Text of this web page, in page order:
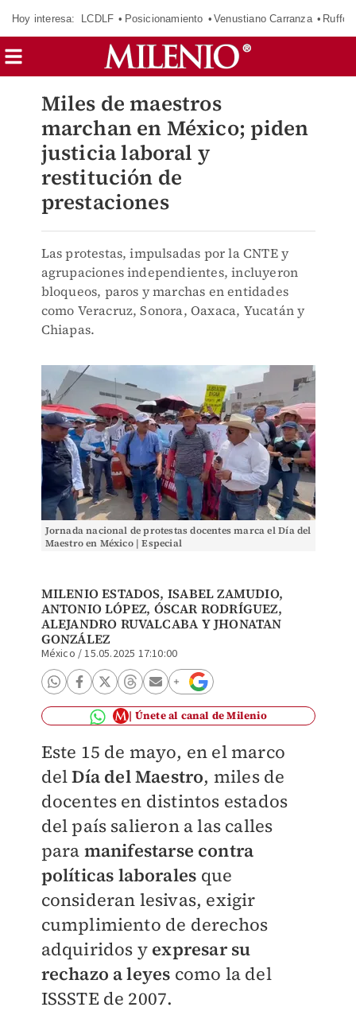
Hoy interesa: LCDLF Posicionamiento Venustiano Carranza Ruffo
Miles de maestros
marchan en México; piden
justicia laboral y
restitución de
prestaciones
Las protestas, impulsadas por la CNTE y
agrupaciones independientes, incluyeron
bloqueos, paros y marchas en entidades
como Veracruz, Sonora, Oaxaca, Yucatán y
Chiapas.
Jornada nacional de protestas docentes marca el Día del
Maestro en México | Especial
MILENIO ESTADOS, ISABEL ZAMUDIO,
ANTONIO LÓPEZ, ÓSCAR RODRÍGUEZ,
ALEJANDRO RUVALCABAYJHONATAN
GONZÁLEZ
México /15.05.2025 17:10:00
Únete al canal de Milenio
Este 15 de mayo, en el marco
delDía del Maestro, miles de
docentes en distintos estados
del país salieron a las calles
para manifestarse contra
políticas laborales que
consideran lesivas, exigir
cumplimiento de derechos
adquiridos y expresar su
rechazo a leyes como la del
ISSSTE de 2007.